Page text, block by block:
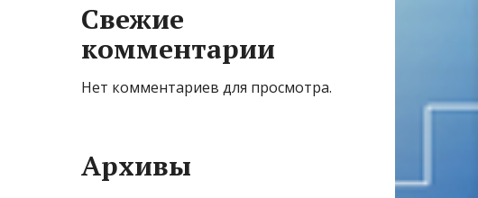
Свежие
комментарии
Нет комментариев для просмотра.
Архивы